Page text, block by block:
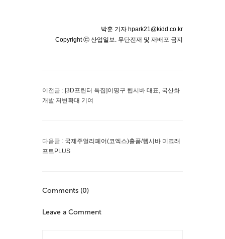
박훈 기자 hpark21@kidd.co.kr
Copyright ⓒ 산업일보. 무단전재 및 재배포 금지
이전글 : [3D프린터 특집]이명구 헵시바 대표, 국산화
개발 저변확대 기여
다음글 : 국제주얼리페어(코엑스)출품/헵시바 미크래
프트PLUS
Comments (0)
Leave a Comment